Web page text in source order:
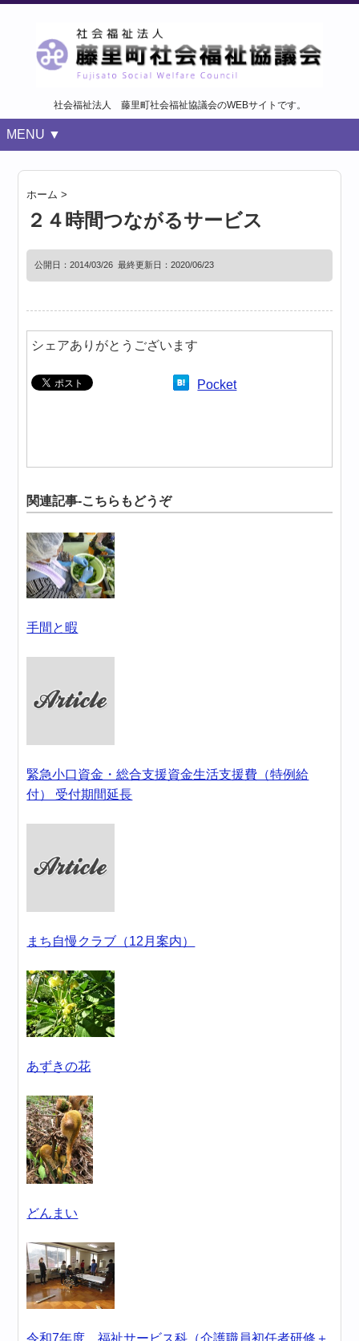
社会福祉法人 藤里町社会福祉協議会のWEBサイトです。
MENU ▼
ホーム >
２４時間つながるサービス
公開日：2014/03/26 最終更新日：2020/06/23
シェアありがとうございます
Pocket
関連記事-こちらもどうぞ
手間と暇
緊急小口資金・総合支援資金生活支援費（特例給
付） 受付期間延長
まち自慢クラブ（12月案内）
あずきの花
どんまい
令和7年度 福祉サービス科（介護職員初任者研修＋